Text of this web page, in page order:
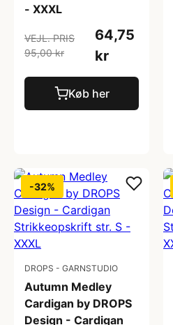
- XXXL
VEJL. PRIS
95,00 kr
64,75
kr
Køb her
-32%
DROPS - GARNSTUDIO
Autumn Medley
Cardigan by DROPS
Design - Cardigan